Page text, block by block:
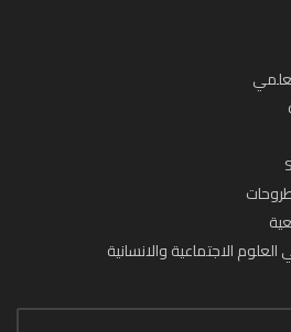
الاجتماعية والانسانية